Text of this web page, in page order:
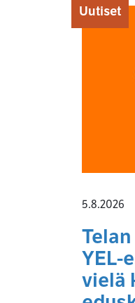
Uutiset
5.8.2026
YEL-
vielä